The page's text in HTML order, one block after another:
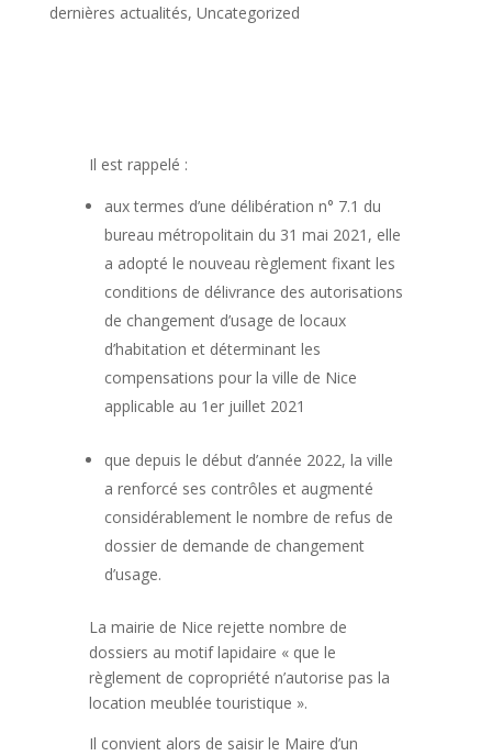
dernières actualités, Uncategorized
Il est rappelé :
aux termes d’une délibération n° 7.1 du
bureau métropolitain du 31 mai 2021, elle
a adopté le nouveau règlement fixant les
conditions de délivrance des autorisations
de changement d’usage de locaux
d’habitation et déterminant les
compensations pour la ville de Nice
applicable au 1er juillet 2021
que depuis le début d’année 2022, la ville
a renforcé ses contrôles et augmenté
considérablement le nombre de refus de
dossier de demande de changement
d’usage.
La mairie de Nice rejette nombre de
dossiers au motif lapidaire « que le
règlement de copropriété n’autorise pas la
location meublée touristique ».
Il convient alors de saisir le Maire d’un